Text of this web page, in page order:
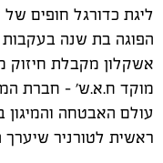
ליגת כדורגל חופים
הפוגה בת שנה בעקבות
מוקד ח.א.ש׳ - חברת
עולם האבטחה והמיגון
ראשית לטורניר